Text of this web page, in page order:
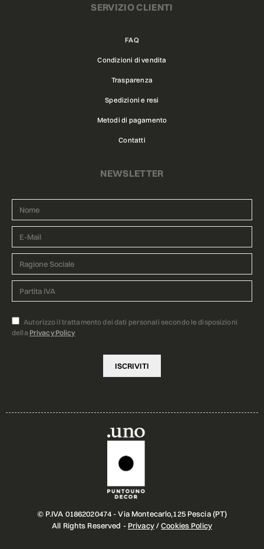
SERVIZIO CLIENTI
FAQ
Condizioni di vendita
Trasparenza
Spedizioni e resi
Metodi di pagamento
Contatti
NEWSLETTER
Autorizzo il trattamento dei dati personali secondo le disposizioni
della Privacy Policy
© P.IVA 01862020474 - Via Montecarlo,125 Pescia (PT)
All Rights Reserved - Privacy/Cookies Policy